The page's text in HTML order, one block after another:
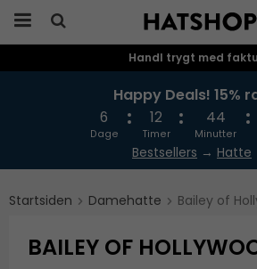
Produktet er blevet
Handl trygt med
Happy Deals! 15%
6
Dage
12
Timer
44
Minutter
Bestsellers → Hatte
Startsiden Damehatte Bailey of
BAILEY OF